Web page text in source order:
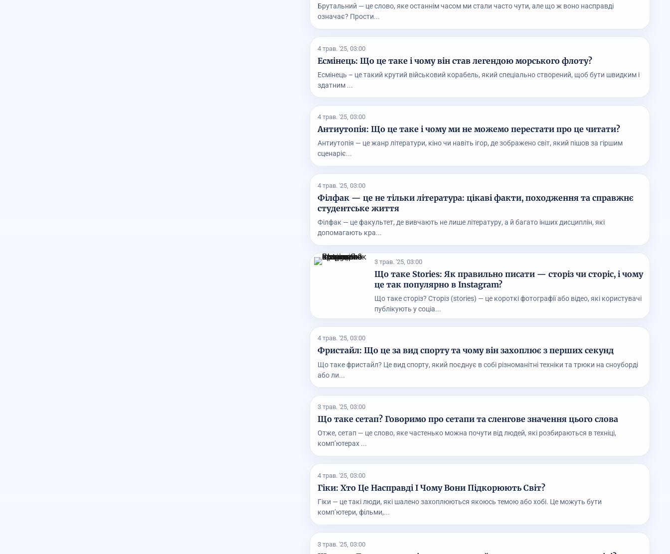
Брутальний — це слово, яке останнім часом ми стали часто чути, але що ж воно насправді
означає? Прости...
4 трав. '25, 03:00
Есмінець: Що це таке і чому він став легендою морського флоту?
Есмінець – це такий крутий військовий корабель, який спеціально створений, щоб бути швидким і
здатним ...
4 трав. '25, 03:00
Антиутопія: Що це таке і чому ми не можемо перестати про це читати?
Антиутопія — це жанр літератури, кіно чи навіть ігор, де зображено світ, який пішов за гіршим
сценаріє...
4 трав. '25, 03:00
Філфак — це не тільки література: цікаві факти, походження та справжнє
студентське життя
Філфак — це факультет, де вивчають не лише літературу, а й багато інших дисциплін, які
допомагають кра...
3 трав. '25, 03:00
Що таке Stories: Як правильно писати — сторіз чи сторіс, і чому
це так популярно в Instagram?
Що таке сторіз? Сторіз (stories) — це короткі фотографії або відео, які користувачі
публікують у соціа...
4 трав. '25, 03:00
Фристайл: Що це за вид спорту та чому він захоплює з перших секунд
Що таке фристайл? Це вид спорту, який поєднує в собі різноманітні техніки та трюки на сноуборді
або ли...
3 трав. '25, 03:00
Що таке сетап? Говоримо про сетапи та сленгове значення цього слова
Отже, сетап — це слово, яке частенько можна почути від людей, які розбираються в техніці,
комп’ютерах ...
4 трав. '25, 03:00
Гіки: Хто Це Насправді І Чому Вони Підкорюють Світ?
Гіки — це такі люди, які шалено захоплюються якоюсь темою або хобі. Це можуть бути
комп’ютери, фільми,...
3 трав. '25, 03:00